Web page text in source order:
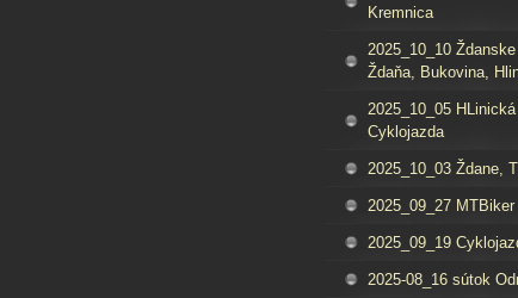
Kremnica
2025_10_10
Ždaňa, Bukovina,
2025_10_05
Cyklojazda
2025_10_03 Ždane,
2025_09_27 MTBiker
2025_09_19
2025-08_16 sútok